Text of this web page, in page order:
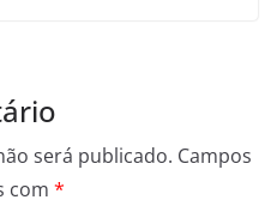
será publicado. Campos
com *